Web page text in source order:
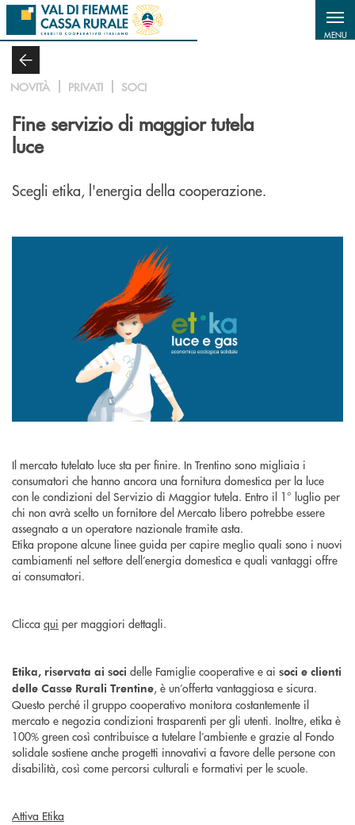
Salta al contenuto principale
MENU
NOVITÀ PRIVATI SOCI
Fine servizio di maggior tutela
luce
Scegli etika, l'energia della cooperazione.
Il mercato tutelato luce sta per finire. In Trentino sono migliaia i
consumatori che hanno ancora una fornitura domestica per la luce
con le condizioni del Servizio di Maggior tutela. Entro il 1° luglio per
chi non avrà scelto un fornitore del Mercato libero potrebbe essere
assegnato a un operatore nazionale tramite asta.
Etika propone alcune linee guida per capire meglio quali sono i nuovi
cambiamenti nel settore dell’energia domestica e quali vantaggi offre
ai consumatori.
Clicca qui per maggiori dettagli.
Etika, riservata ai soci delle Famiglie cooperative e ai soci e clienti
delle Casse Rurali Trentine, è un’offerta vantaggiosa e sicura.
Questo perché il gruppo cooperativo monitora costantemente il
mercato e negozia condizioni trasparenti per gli utenti. Inoltre, etika è
100% green così contribuisce a tutelare l’ambiente e grazie al Fondo
solidale sostiene anche progetti innovativi a favore delle persone con
disabilità, così come percorsi culturali e formativi per le scuole.
Attiva Etika